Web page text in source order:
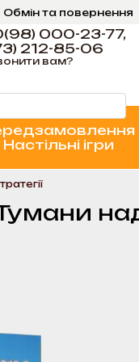
Обмін та повернення
Програма Лояльності
000-23-77,
212-85-06
вам?
Настільні ігри
Тумани